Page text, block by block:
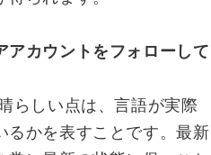
アカウントをフォローして
らしい点は、言語が実際
るかを表すことです。最新